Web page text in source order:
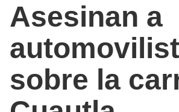
Asesinan a
sobre la